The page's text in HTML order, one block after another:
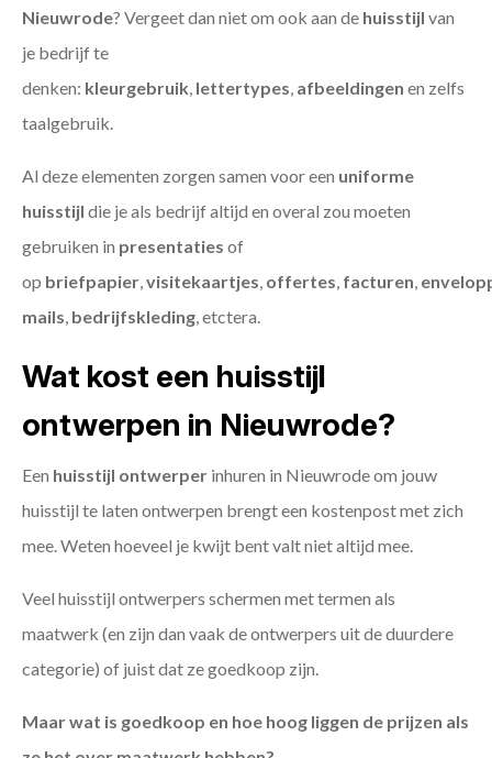
Nieuwrode? Vergeet dan niet om ook aan de huisstijl van
je bedrijf te
denken: kleurgebruik, lettertypes, afbeeldingen en zelfs
taalgebruik.
Al deze elementen zorgen samen voor een uniforme
huisstijl die je als bedrijf altijd en overal zou moeten
gebruiken in presentaties of
op briefpapier,visitekaartjes, offertes, facturen,
mails, bedrijfskleding, etctera.
Wat kost een huisstijl
ontwerpen in Nieuwrode?
Een huisstijl ontwerper inhuren in Nieuwrode om jouw
huisstijl te laten ontwerpen brengt een kostenpost met zich
mee. Weten hoeveel je kwijt bent valt niet altijd mee.
Veel huisstijl ontwerpers schermen met termen als
maatwerk (en zijn dan vaak de ontwerpers uit de duurdere
categorie) of juist dat ze goedkoop zijn.
Maar wat is goedkoop en hoe hoog liggen de prijzen als